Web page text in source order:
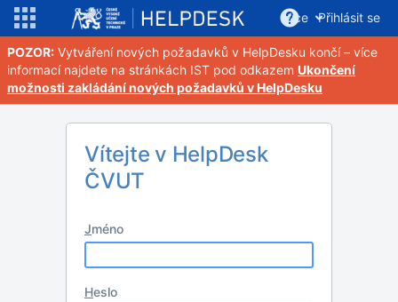
Více Přihlásit se
POZOR: Vytváření nových požadavků v HelpDesku končí – více
informací najdete na stránkách IST pod odkazem Ukončení
možnosti zakládání nových požadavků v HelpDesku
Vítejte v HelpDesk
ČVUT
Jméno
Heslo